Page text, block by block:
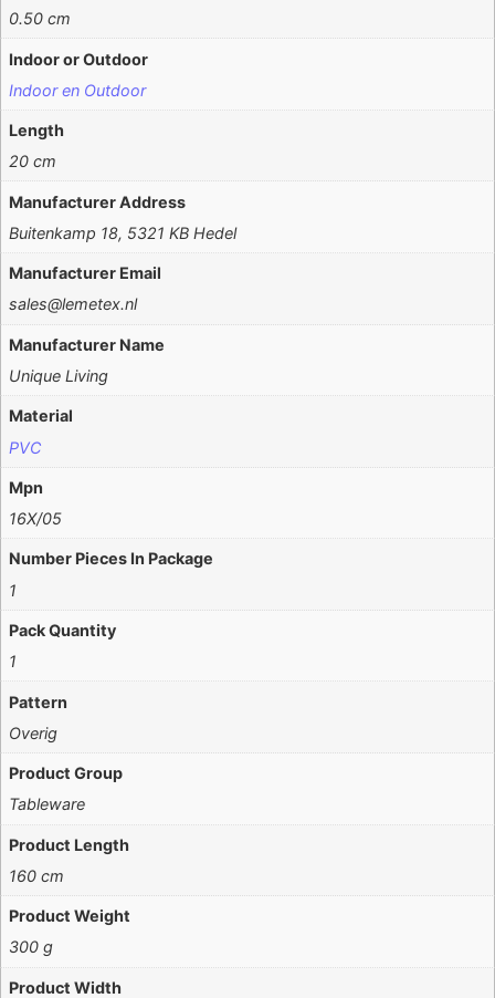
0.50 cm
Indoor or Outdoor
Indoor en Outdoor
Length
20 cm
Manufacturer Address
Buitenkamp 18, 5321 KB Hedel
Manufacturer Email
sales@lemetex.nl
Manufacturer Name
Unique Living
Material
PVC
Mpn
16X/05
Number Pieces In Package
1
Pack Quantity
1
Pattern
Overig
Product Group
Tableware
Product Length
160 cm
Product Weight
300 g
Product Width